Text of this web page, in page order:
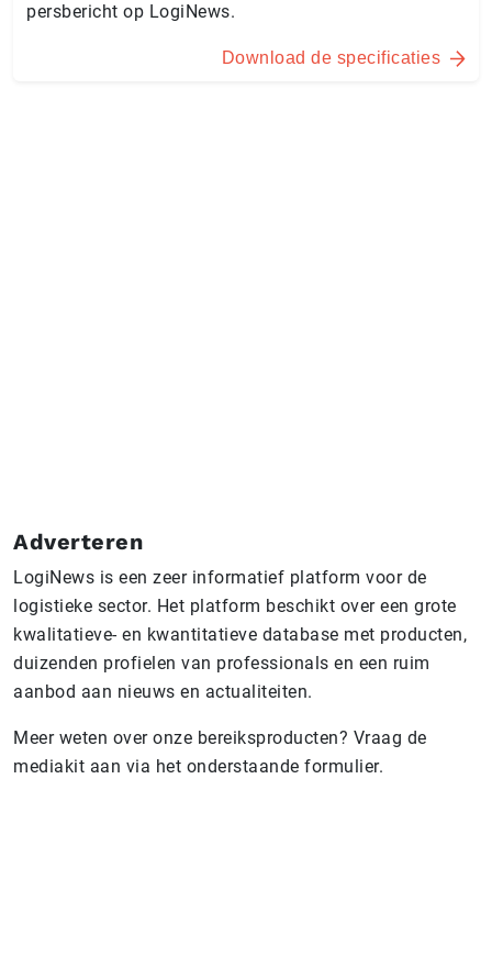
persbericht op LogiNews.
Download de specificaties
Adverteren
LogiNews is een zeer informatief platform voor de
logistieke sector. Het platform beschikt over een grote
kwalitatieve- en kwantitatieve database met producten,
duizenden profielen van professionals en een ruim
aanbod aan nieuws en actualiteiten.
Meer weten over onze bereiksproducten? Vraag de
mediakit aan via het onderstaande formulier.